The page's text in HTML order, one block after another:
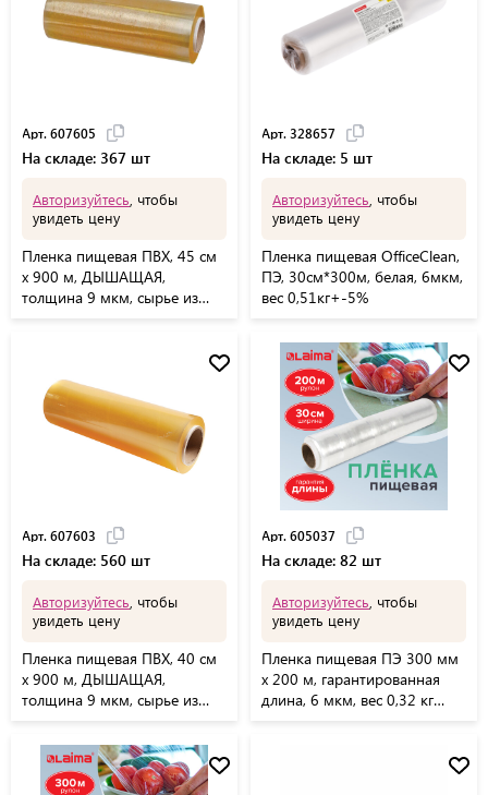
Арт. 607605
На складе: 367 шт
Авторизуйтесь , чтобы
увидеть цену
Пленка пищевая ПВХ, 45 см
х 900 м, ДЫШАЩАЯ,
толщина 9 мкм, сырье из
Арт. 328657
На складе: 5 шт
Авторизуйтесь , чтобы
увидеть цену
Пленка пищевая OfficeClean,
ПЭ, 30см*300м, белая, 6мкм,
вес 0,51кг+-5%
Арт. 607603
На складе: 560 шт
Авторизуйтесь , чтобы
увидеть цену
Пленка пищевая ПВХ, 40 см
х 900 м, ДЫШАЩАЯ,
толщина 9 мкм, сырье из
Арт. 605037
На складе: 82 шт
Авторизуйтесь , чтобы
увидеть цену
Пленка пищевая ПЭ 300 мм
х 200 м, гарантированная
длина, 6 мкм, вес 0,32 кг